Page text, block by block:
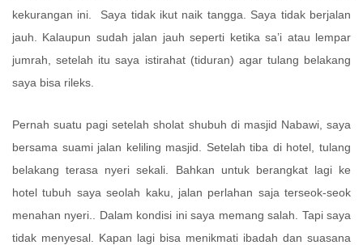
kekurangan ini.
Saya tidak ikut naik tangga. Saya tidak berjalan
jauh. Kalaupun sudah jalan jauh seperti ketika sa’i atau lempar
jumrah, setelah itu saya istirahat (tiduran) agar tulang belakang
saya bisa rileks.
Pernah suatu pagi setelah sholat shubuh di masjid Nabawi, saya
bersama suami jalan keliling masjid. Setelah tiba di hotel, tulang
belakang terasa nyeri sekali. Bahkan untuk berangkat lagi ke
hotel tubuh saya seolah kaku, jalan perlahan saja terseok-seok
menahan nyeri.. Dalam kondisi ini saya memang salah. Tapi saya
tidak menyesal. Kapan lagi bisa menikmati ibadah dan suasana